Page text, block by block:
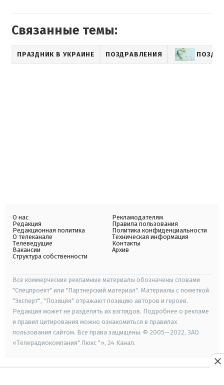
Связанные темы:
ПРАЗДНИК В УКРАИНЕ ПОЗДРАВЛЕНИЯ
О нас
Редакция
Редакционная политика
О телеканале
Телеведущие
Вакансии
Структура собственности
Рекламодателям
Правила пользования
Политика конфиденциальности
Техническая информация
Контакты
Архив
Все коммерческие рекламные материалы обозначены словами
"Спецпроект" или "Партнерский материал". Материалы с пометкой
"Эксперт", "Позиция" отражают позицию авторов и героев.
Редакция может не разделять их взглядов. Подробнее о рекламе
и правил цитирования можно ознакомиться в правилах
пользования сайтом. Все права защищены. © 2005—2022, ЗАО
«Телерадиокомпания" Люкс "», 24 Канал.